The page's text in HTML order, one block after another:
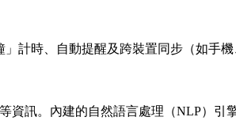
計時、自動提醒及跨裝置同步（如手
資訊。內建的自然語言處理（NLP）